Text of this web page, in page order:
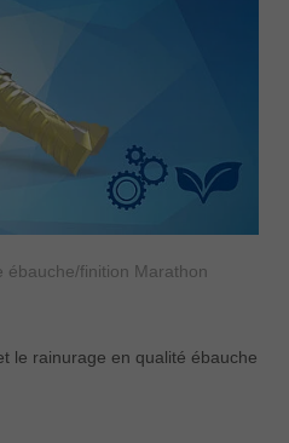
ébauche/finition Marathon
le rainurage en qualité ébauche